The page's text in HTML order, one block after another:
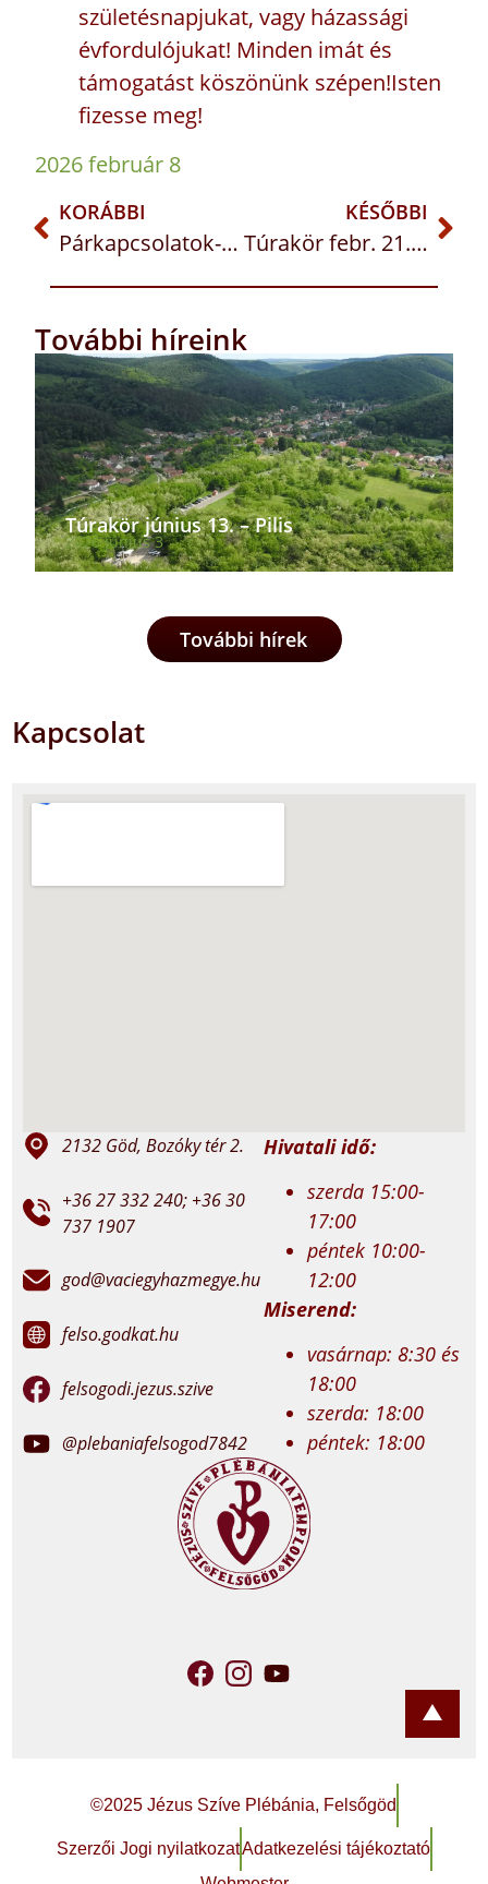
születésnapjukat, vagy házassági
évfordulójukat! Minden imát és
támogatást köszönünk szépen!Isten
fizesse meg!
2026 február 8
KORÁBBI
Párkapcsolatok-építő nap: február 21.
KÉSŐBBI
Túrakör febr. 21. – Kevélyek
További híreink
Túrakör június 13. – Pilis
2026 június 3
További hírek
Kapcsolat
2132 Göd, Bozóky tér 2.
+36 27 332 240; +36 30
737 1907
god@vaciegyhazmegye.hu
felso.godkat.hu
felsogodi.jezus.szive
@plebaniafelsogod7842
Hivatali idő:
szerda 15:00-
17:00
péntek 10:00-
12:00
Miserend:
vasárnap: 8:30 és
18:00
szerda: 18:00
péntek: 18:00
©2025 Jézus Szíve Plébánia, Felsőgöd
Szerzői Jogi nyilatkozatAdatkezelési tájékoztató